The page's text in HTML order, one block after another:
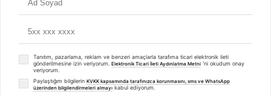
Tanıtım, pazarlama, reklam ve benzeri amaçlarla tarafıma ticari elektronik ileti
gönderilmesine izin veriyorum. Elektronik Ticari İleti Aydınlatma Metni 'ni okudum onay
veriyorum.
Paylaştığım bilgilerin KVKK kapsamında tarafınızca korunmasını, sms ve WhatsApp
üzerinden bilgilendirmeleri almayı kabul ediyorum.